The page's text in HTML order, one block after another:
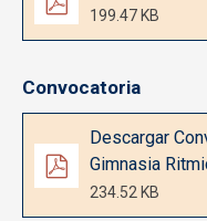
199.47 KB
Convocatoria
Documento
Descargar
Gimnasia
234.52 KB